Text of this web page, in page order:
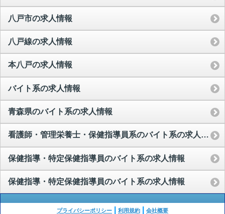
八戸市の求人情報
八戸線の求人情報
本八戸の求人情報
バイト系の求人情報
青森県のバイト系の求人情報
看護師・管理栄養士・保健指導員系のバイト系の求人情報
保健指導・特定保健指導員のバイト系の求人情報
保健指導・特定保健指導員のバイト系の求人情報
プライバシーポリシー 利用規約 会社概要